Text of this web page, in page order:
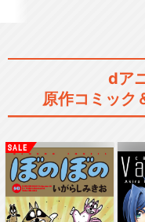
dア
原作コミック